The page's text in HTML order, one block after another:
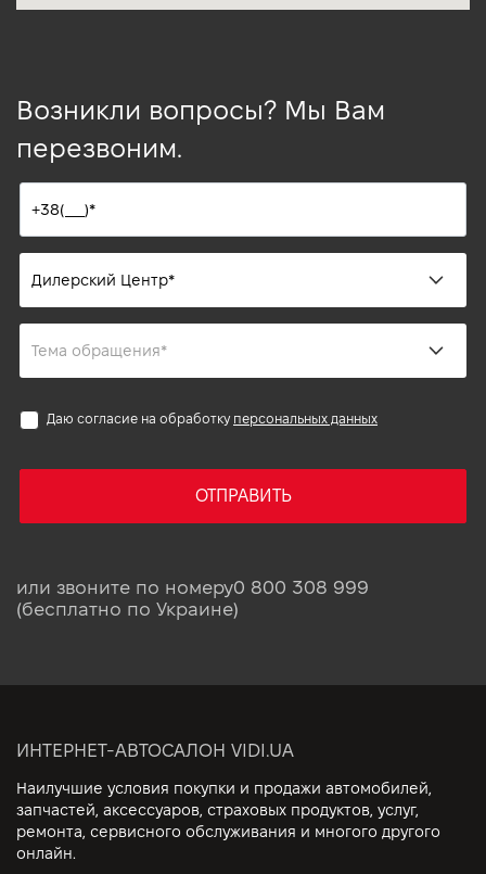
Возникли вопросы? Мы Вам
перезвоним.
Даю согласие на обработку персональных данных
ОТПРАВИТЬ
или звоните по номеру0 800 308 999
(бесплатно по Украине)
ИНТЕРНЕТ-АВТОСАЛОН VIDI.UA
Наилучшие условия покупки и продажи автомобилей,
запчастей, аксессуаров, страховых продуктов, услуг,
ремонта, сервисного обслуживания и многого другого
онлайн.